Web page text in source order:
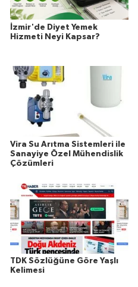
İzmir'de Diyet Yemek
Hizmeti Neyi Kapsar?
Vira Su Arıtma Sistemleri ile
Sanayiye Özel Mühendislik
Çözümleri
TDK Sözlüğüne Göre Yaşlı
Kelimesi